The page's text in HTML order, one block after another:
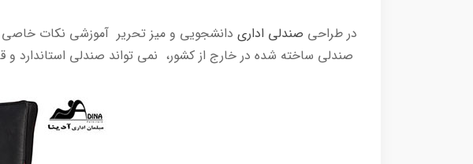
در طراحی صندلی اداری دانشجویی و میز تحریر آموزشی نکات خاصی
صندلی ساخته شده در خارج از کشور، نمی تواند صندلی استاندارد و